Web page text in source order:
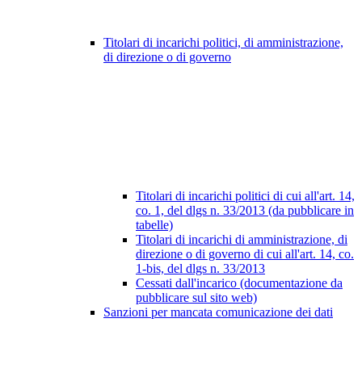
Titolari di incarichi politici, di amministrazione,
di direzione o di governo
Titolari di incarichi politici di cui all'art. 14,
co. 1, del dlgs n. 33/2013 (da pubblicare in
tabelle)
Titolari di incarichi di amministrazione, di
direzione o di governo di cui all'art. 14, co.
1-bis, del dlgs n. 33/2013
Cessati dall'incarico (documentazione da
pubblicare sul sito web)
Sanzioni per mancata comunicazione dei dati